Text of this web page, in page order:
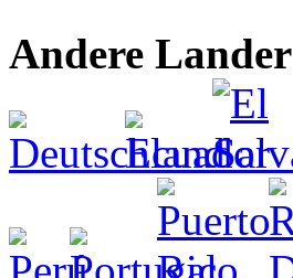
Andere Lander